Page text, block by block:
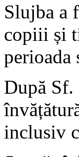
Slujba a
copiii și
perioada
După
inclusiv